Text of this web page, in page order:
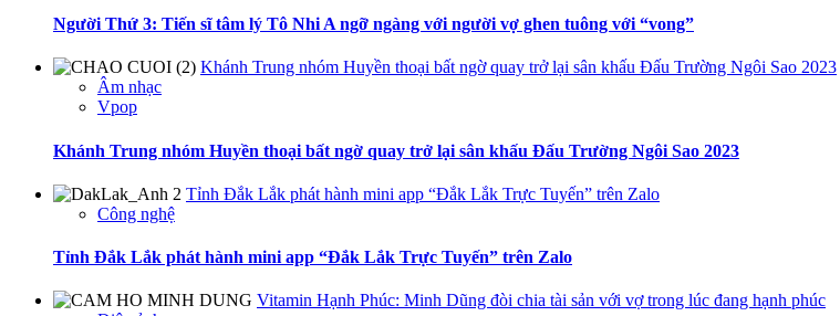
Người Thứ 3: Tiến sĩ tâm lý Tô Nhi A ngỡ ngàng với người vợ ghen tuông với “vong”
Khánh Trung nhóm Huyền thoại bất ngờ quay trở lại sân khấu Đấu Trường Ngôi Sao 2023
Âm nhạc
Vpop
Khánh Trung nhóm Huyền thoại bất ngờ quay trở lại sân khấu Đấu Trường Ngôi Sao 2023
Tỉnh Đắk Lắk phát hành mini app “Đắk Lắk Trực Tuyến” trên Zalo
Công nghệ
Tỉnh Đắk Lắk phát hành mini app “Đắk Lắk Trực Tuyến” trên Zalo
Vitamin Hạnh Phúc: Minh Dũng đòi chia tài sản với vợ trong lúc đang hạnh phúc